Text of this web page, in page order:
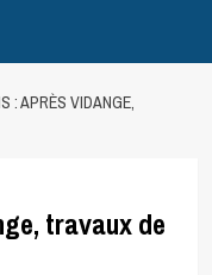
: APRÈS VIDANGE,
travaux de